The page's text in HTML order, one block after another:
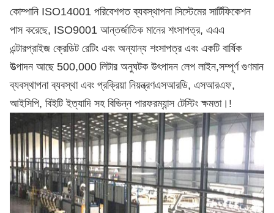
কোম্পানি ISO14001 পরিবেশগত ব্যবস্থাপনা সিস্টেমের সার্টিফিকেশন
পাস করেছে, ISO9001 আন্তর্জাতিক মানের শংসাপত্র, এএএ
এন্টারপ্রাইজ ক্রেডিট রেটিং এবং অন্যান্য শংসাপত্র এবং একটি বার্ষিক
উত্পাদন আছে 500,000 লিটার অনুঘটক উৎপাদন লেপ লাইন,সম্পূর্ণ গুণমান
ব্যবস্থাপনা ব্যবস্থা এবং প্রক্রিয়া নিয়ন্ত্রণএসআরডি, এসআরএফ,
আইসিপি, বিইটি ইত্যাদি সহ বিভিন্ন পারফরম্যান্স টেস্টিং ক্ষমতা। !